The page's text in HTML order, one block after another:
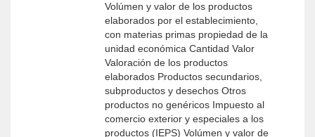
Volúmen y valor de los productos
elaborados por el establecimiento,
con materias primas propiedad de la
unidad económica Cantidad Valor
Valoración de los productos
elaborados Productos secundarios,
subproductos y desechos Otros
productos no genéricos Impuesto al
comercio exterior y especiales a los
productos (IEPS) Volúmen y valor de